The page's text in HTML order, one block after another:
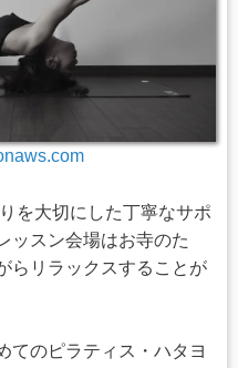
を大切にした丁寧なサポ
ッスン会場はお寺のた
らリラックスすることが
てのピラティス・ハタヨ